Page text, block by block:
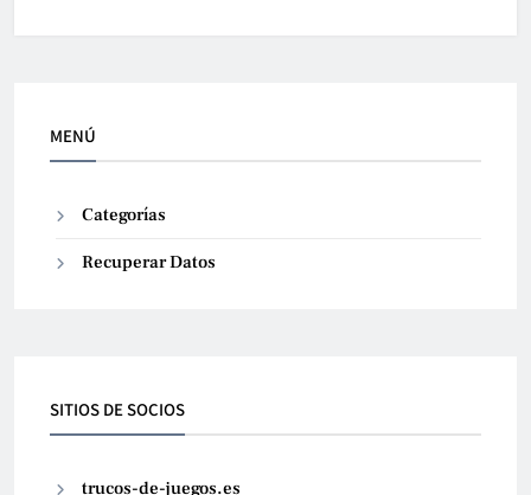
MENÚ
Categorías
Recuperar Datos
SITIOS DE SOCIOS
trucos-de-juegos.es